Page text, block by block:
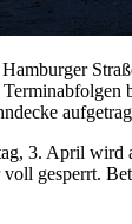
3. April wird
gesperrt.